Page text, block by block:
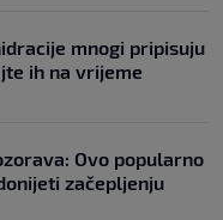
mnogi pripisuju
ih na vrijeme
Ovo popularno
začepljenju